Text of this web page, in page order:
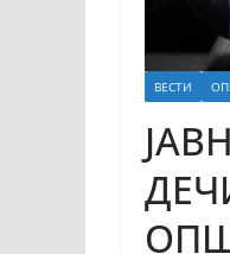
ВЕСТИ